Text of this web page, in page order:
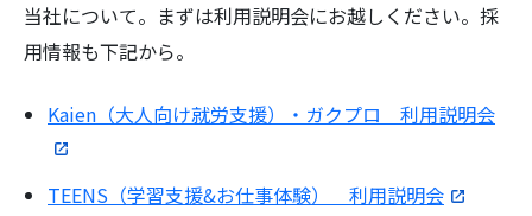
当社について。まずは利用説明会にお越しください。採
用情報も下記から。
Kaien（大人向け就労支援）・ガクプロ 利用説明会
TEENS（学習支援&お仕事体験） 利用説明会